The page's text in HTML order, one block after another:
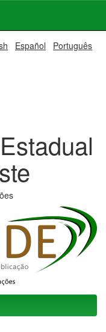
Español Português